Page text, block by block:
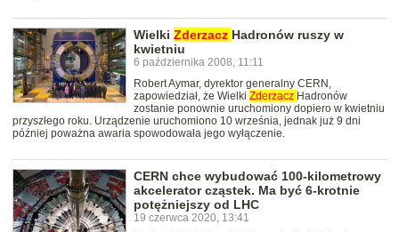
Wielki Zderzacz Hadronów ruszy w
kwietniu
6 października 2008, 11:11
Robert Aymar, dyrektor generalny CERN,
zapowiedział, że Wielki Zderzacz Hadronów
zostanie ponownie uruchomiony dopiero w kwietniu
przyszłego roku. Urządzenie uruchomiono 10 września, jednak już 9 dni
później poważna awaria spowodowała jego wyłączenie.
CERN chce wybudować 100-kilometrowy
akcelerator cząstek. Ma być 6-krotnie
potężniejszy od LHC
19 czerwca 2020, 13:41